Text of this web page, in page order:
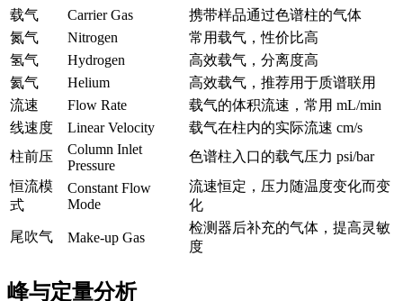
载气 Carrier Gas
携带样品通过色谱柱的气体
氮气
Nitrogen
常用载气，性价比高
氢气
Hydrogen
高效载气，分离度高
氦气
Helium
高效载气，推荐用于质谱联用
流速
Flow Rate
载气的体积流速，常用 mL/min
线速度
Linear Velocity
载气在柱内的实际流速 cm/s
柱前压
Column Inlet
Pressure
色谱柱入口的载气压力 psi/bar
恒流模
式
Constant Flow
Mode
流速恒定，压力随温度变化而变
化
尾吹气 Make-up Gas
检测器后补充的气体，提高灵敏
度
峰与定量分析